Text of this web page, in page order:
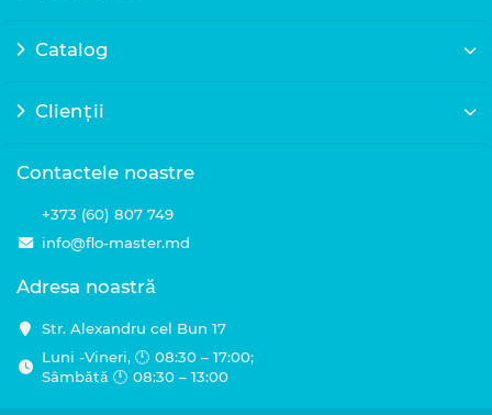
Catalog
Clienții
Contactele noastre
+373 (60) 807 749
info@flo-master.md
Adresa noastră
Str. Alexandru cel Bun 17
Luni -Vineri, 🕛 08:30 – 17:00;
Sâmbătă 🕛 08:30 – 13:00